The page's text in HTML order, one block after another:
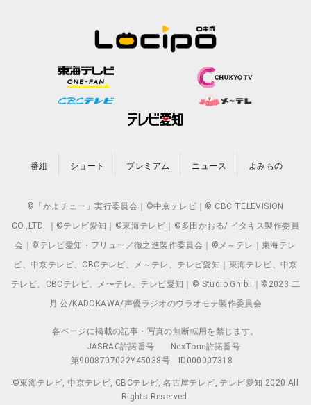
番組 ショート プレミアム ニュース よみもの
©「かよチュー」実行委員会｜©中京テレビ｜© CBC TELEVISION
CO.,LTD. ｜©テレビ愛知｜©東海テレビ｜©多田かおる/ イタキス製作委員
会｜©テレビ愛知・フリュー／徹之進製作委員会｜©メ～テレ｜東海テレ
ビ、中京テレビ、CBCテレビ、メ～テレ、テレビ愛知｜東海テレビ、中京
テレビ、CBCテレビ、メ〜テレ、テレビ愛知｜© Studio Ghibli｜©2023 二
月 公/KADOKAWA/声優ラジオのウラオモテ製作委員会
各ページに掲載の記事・写真の無断転用を禁じます。
JASRAC許諾番号
NexTone許諾番号
第9008707022Y45038号
ID000007318
©東海テレビ, 中京テレビ, CBCテレビ, 名古屋テレビ, テレビ愛知 2020 All
Rights Reserved.